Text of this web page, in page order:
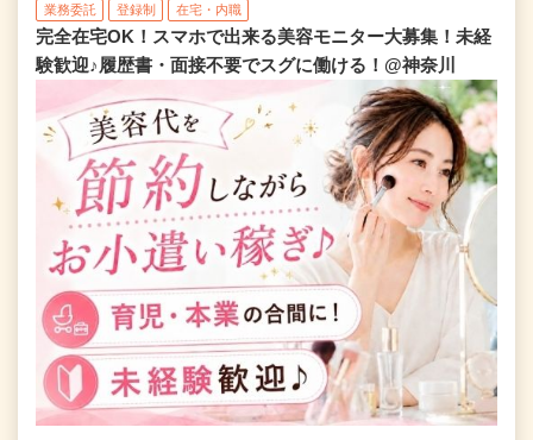
業務委託 登録制 在宅・内職
完全在宅OK！スマホで出来る美容モニター大募集！未経
験歓迎♪履歴書・面接不要でスグに働ける！@神奈川